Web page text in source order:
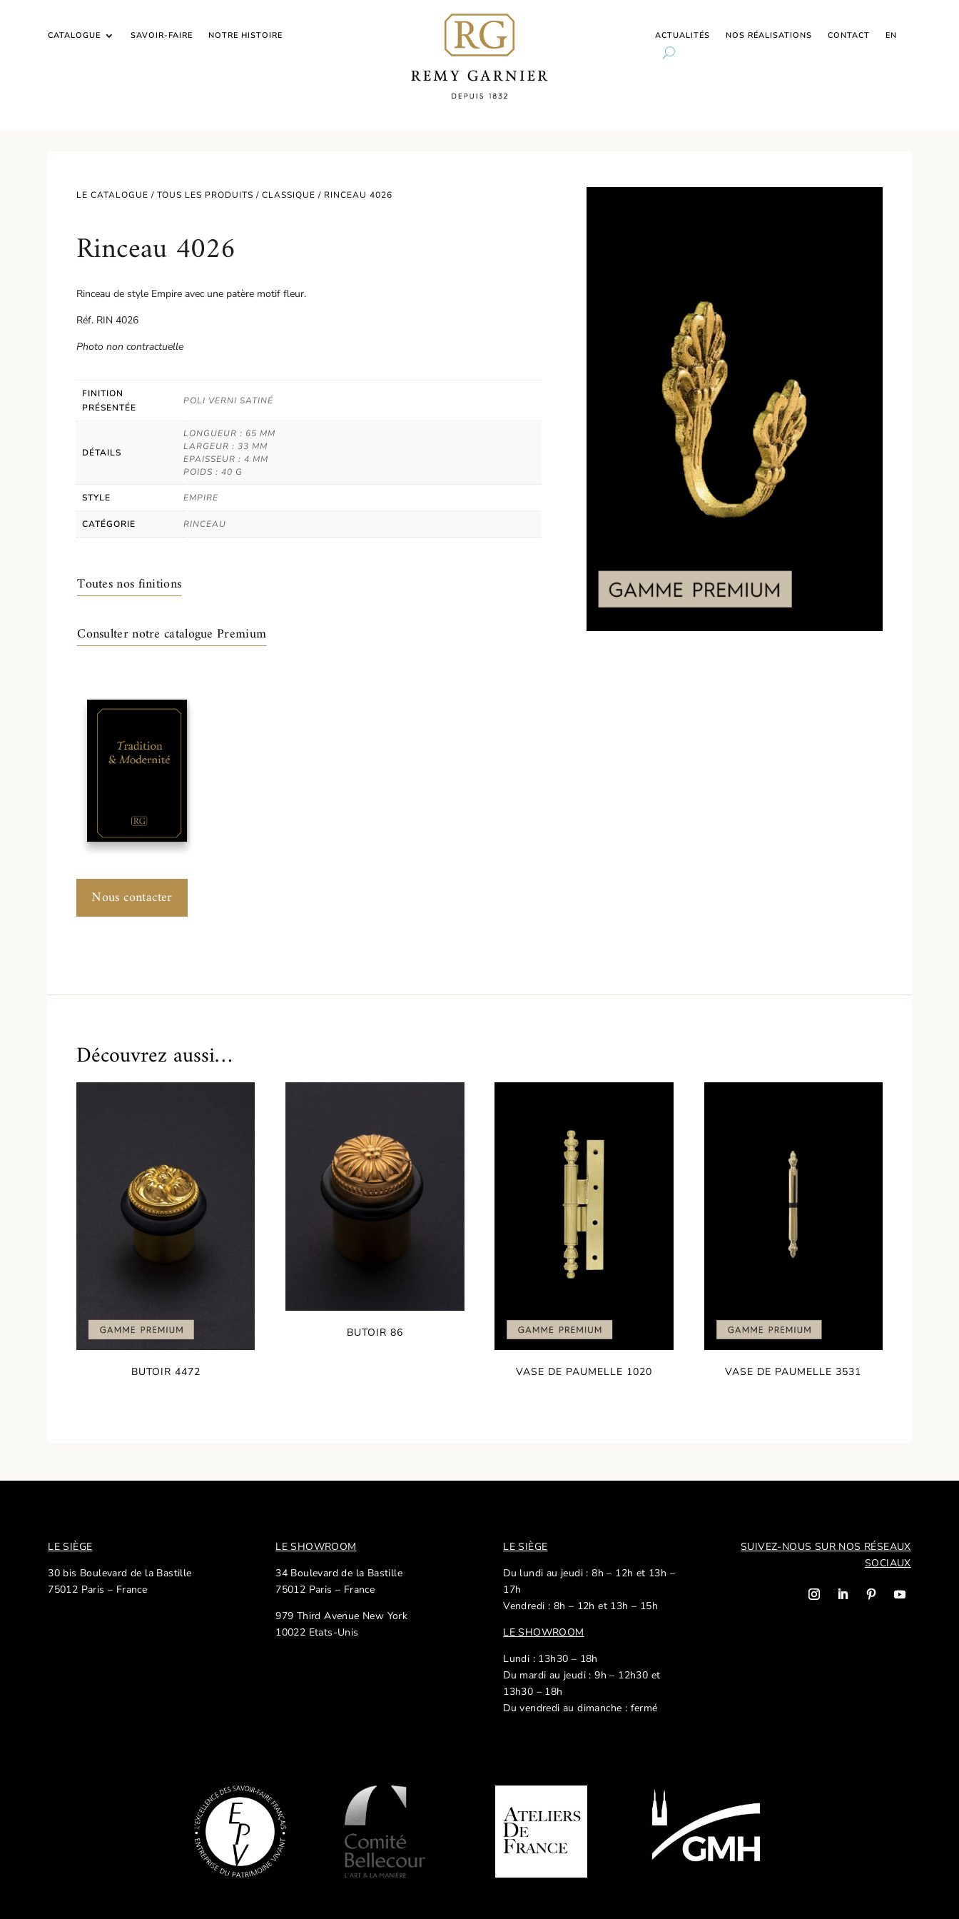
CATALOGUE SAVOIR-FAIRE NOTRE HISTOIRE ACTUALITÉS NOS RÉALISATIONS CONTACT EN
LE CATALOGUE /TOUS LES PRODUITS /CLASSIQUE / RINCEAU 4026
Rinceau 4026
Rinceau de style Empire avec une patère motif fleur.
Réf. RIN 4026
Photo non contractuelle
FINITION
PRÉSENTÉE
POLI VERNI SATINÉ
DÉTAILS
LONGUEUR : 65 MM
LARGEUR : 33 MM
EPAISSEUR : 4 MM
POIDS : 40 G
STYLE EMPIRE
CATÉGORIE RINCEAU
Toutes nos finitions
Consulter notre catalogue Premium
Nous contacter
Découvrez aussi…
BUTOIR 4472
BUTOIR 86
VASE DE PAUMELLE 1020 VASE DE PAUMELLE 3531
LE SIÈGE
30 bis Boulevard de la Bastille
75012 Paris – France
LE SHOWROOM
34 Boulevard de la Bastille
75012 Paris – France
979 Third Avenue New York
10022 Etats-Unis
LE SIÈGE
Du lundi au jeudi : 8h – 12h et 13h –
17h
Vendredi : 8h – 12h et 13h – 15h
LE SHOWROOM
Lundi : 13h30 – 18h
Du mardi au jeudi : 9h – 12h30 et
13h30 – 18h
Du vendredi au dimanche : fermé
SUIVEZ-NOUS SUR NOS RÉSEAUX
SOCIAUX